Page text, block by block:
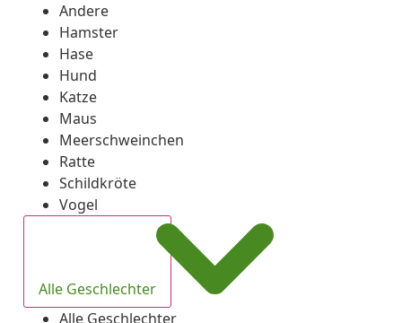
Andere
Hamster
Hase
Hund
Katze
Maus
Meerschweinchen
Ratte
Schildkröte
Vogel
Alle Geschlechter
Alle Geschlechter